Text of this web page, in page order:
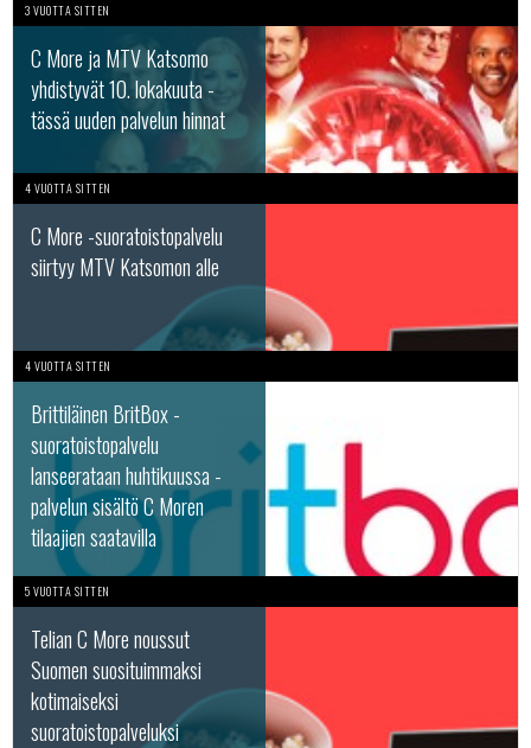
3 VUOTTA SITTEN
C More ja MTV Katsomo
yhdistyvät 10. lokakuuta -
tässä uuden palvelun hinnat
4 VUOTTA SITTEN
C More -suoratoistopalvelu
siirtyy MTV Katsomon alle
4 VUOTTA SITTEN
Brittiläinen BritBox -
suoratoistopalvelu
lanseerataan huhtikuussa -
palvelun sisältö C Moren
tilaajien saatavilla
5 VUOTTA SITTEN
Telian C More noussut
Suomen suosituimmaksi
kotimaiseksi
suoratoistopalveluksi